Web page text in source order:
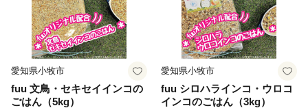
愛知県小牧市
fuu 文鳥・セキセイインコの
ごはん（5kg）
愛知県小牧市
fuu シロハラインコ・ウロコ
インコのごはん（3kg）